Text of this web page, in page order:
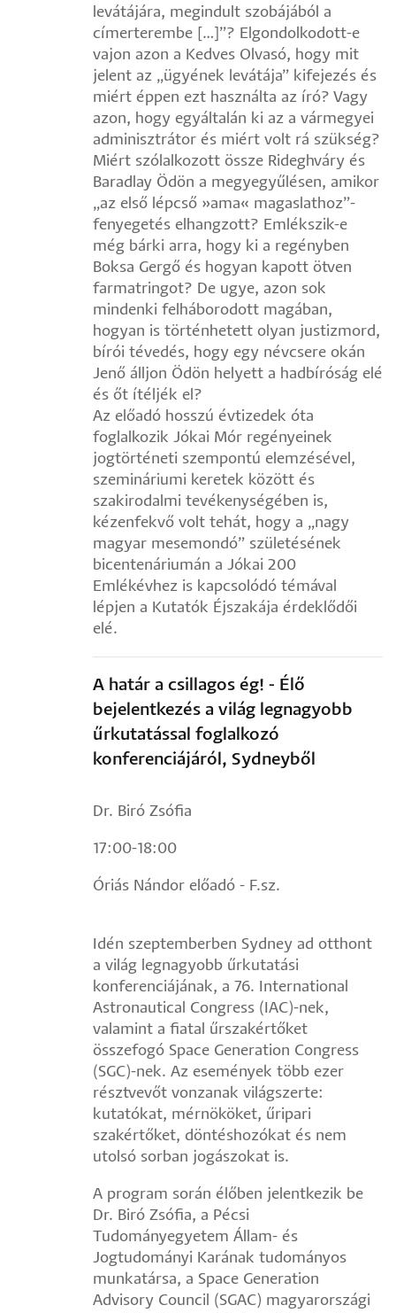
levátájára, megindult szobájából a
címerterembe […]”? Elgondolkodott-e
vajon azon a Kedves Olvasó, hogy mit
jelent az „ügyének levátája” kifejezés és
miért éppen ezt használta az író? Vagy
azon, hogy egyáltalán ki az a vármegyei
adminisztrátor és miért volt rá szükség?
Miért szólalkozott össze Rideghváry és
Baradlay Ödön a megyegyűlésen, amikor
„az első lépcső »ama« magaslathoz”-
fenyegetés elhangzott? Emlékszik-e
még bárki arra, hogy ki a regényben
Boksa Gergő és hogyan kapott ötven
farmatringot? De ugye, azon sok
mindenki felháborodott magában,
hogyan is történhetett olyan justizmord,
bírói tévedés, hogy egy névcsere okán
Jenő álljon Ödön helyett a hadbíróság elé
és őt ítéljék el?
Az előadó hosszú évtizedek óta
foglalkozik Jókai Mór regényeinek
jogtörténeti szempontú elemzésével,
szemináriumi keretek között és
szakirodalmi tevékenységében is,
kézenfekvő volt tehát, hogy a „nagy
magyar mesemondó” születésének
bicentenáriumán a Jókai 200
Emlékévhez is kapcsolódó témával
lépjen a Kutatók Éjszakája érdeklődői
elé.
A határ a csillagos ég! - Élő
bejelentkezés a világ legnagyobb
űrkutatással foglalkozó
konferenciájáról, Sydneyből
Dr. Biró Zsófia
17:00-18:00
Óriás Nándor előadó - F.sz.
Idén szeptemberben Sydney ad otthont
a világ legnagyobb űrkutatási
konferenciájának, a 76. International
Astronautical Congress (IAC)-nek,
valamint a fiatal űrszakértőket
összefogó Space Generation Congress
(SGC)-nek. Az események több ezer
résztvevőt vonzanak világszerte:
kutatókat, mérnököket, űripari
szakértőket, döntéshozókat és nem
utolsó sorban jogászokat is.
A program során élőben jelentkezik be
Dr. Biró Zsófia, a Pécsi
Tudományegyetem Állam- és
Jogtudományi Karának tudományos
munkatársa, a Space Generation
Advisory Council (SGAC) magyarországi